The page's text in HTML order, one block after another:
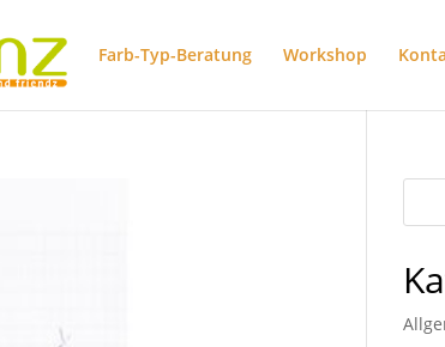
Farb-Typ-Beratung Workshop